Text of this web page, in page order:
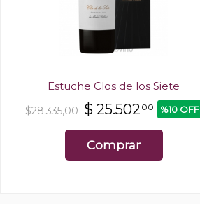
Estuche Clos de los Siete
$28.335,00 $ 25.502 00 %10 OFF
Comprar